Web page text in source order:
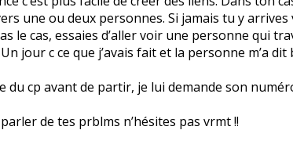
une ou deux personnes. Si jamais tu y
le cas, essaies d’aller voir une personne qui
jour c ce que j’avais fait et la personne m’a
du cp avant de partir, je lui demande son
de tes prblms n’hésites pas vrmt !!